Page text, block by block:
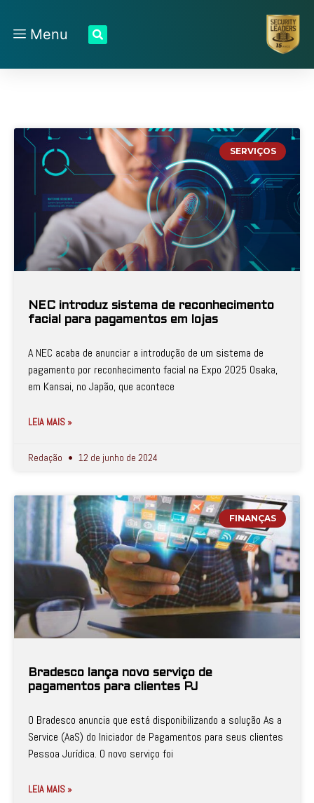
Menu
SERVIÇOS
NEC introduz sistema de reconhecimento
facial para pagamentos em lojas
A NEC acaba de anunciar a introdução de um sistema de
pagamento por reconhecimento facial na Expo 2025 Osaka,
em Kansai, no Japão, que acontece
LEIA MAIS »
Redação 12 de junho de 2024
FINANÇAS
Bradesco lança novo serviço de
pagamentos para clientes PJ
O Bradesco anuncia que está disponibilizando a solução As a
Service (AaS) do Iniciador de Pagamentos para seus clientes
Pessoa Jurídica. O novo serviço foi
LEIA MAIS »